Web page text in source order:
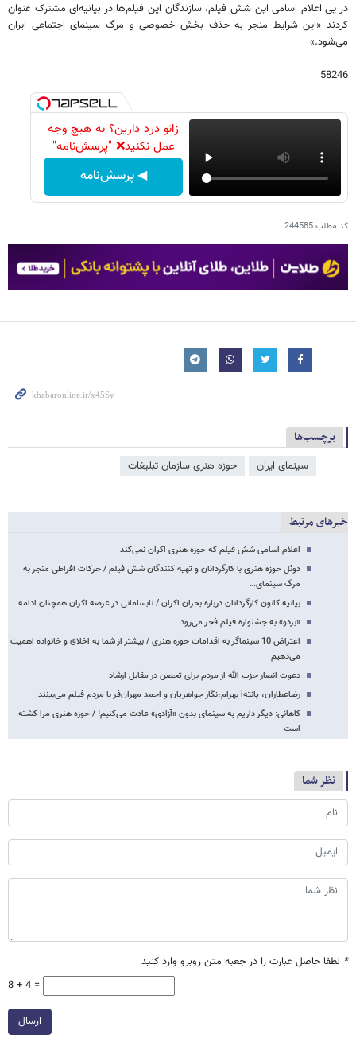
در پی اعلام اسامی این شش فیلم، سازندگان این فیلم‌ها در بیانیه‌ای مشترک عنوان
کردند «این شرایط منجر به حذف بخش خصوصی و مرگ سینمای اجتماعی ایران
می‌شود.»
58246
زانو درد دارین؟ به هیچ وجه
عمل نکنید❌ "پرسش‌نامه"
◀ پرسش‌نامه
کد مطلب244585
برچسب‌ها
سینمای ایران حوزه هنری سازمان تبلیغات
خبرهای مرتبط
اعلام اسامی شش فیلم که حوزه هنری اکران نمی‌کند
دوئل حوزه هنری با کارگردانان و تهیه کنندگان شش فیلم / حرکات افراطی منجر به
مرگ سینمای…
بیانیه کانون کارگردانان درباره بحران اکران / نابسامانی در عرصه اکران همچنان ادامه…
«بردو» به جشنواره فیلم فجر می‌رود
اعتراض 10 سینماگر به اقدامات حوزه هنری / بیشتر از شما به اخلاق و خانواده اهمیت
می‌دهیم
دعوت انصار حزب الله از مردم برای تحصن در مقابل ارشاد
رضاعطاران، پانته‌آ بهرام،نگار جواهریان و احمد مهران‌فر با مردم فیلم می‌بینند
کاهانی: دیگر داریم به سینمای بدون «آزادی» عادت می‌کنیم! / حوزه هنری مرا کشته
است
نظر شما
* لطفا حاصل عبارت را در جعبه متن روبرو وارد کنید
8 + 4 =
ارسال